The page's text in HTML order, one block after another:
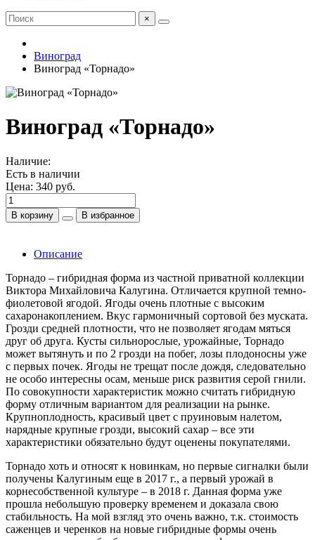
×
Виноград
Виноград «Торнадо»
Виноград «Торнадо»
Наличие:
Есть в наличии
Цена: 340 руб.
В корзину В избранное
Описание
Торнадо – гибридная форма из частной приватной коллекции
Виктора Михайловича Калугина. Отличается крупной темно-
фиолетовой ягодой. Ягоды очень плотные с высоким
сахаронакоплением. Вкус гармоничный сортовой без муската.
Грозди средней плотности, что не позволяет ягодам мяться
друг об друга. Кусты сильнорослые, урожайные, Торнадо
может вытянуть и по 2 грозди на побег, лозы плодоносны уже
с первых почек. Ягоды не трещат после дождя, следовательно
не особо интересны осам, меньше риск развития серой гнили.
По совокупности характеристик можно считать гибридную
форму отличным вариантом для реализации на рынке.
Крупноплодность, красивый цвет с пруиновым налетом,
нарядные крупные грозди, высокий сахар – все эти
характеристики обязательно будут оценены покупателями.
Торнадо хоть и относят к новинкам, но первые сигналки были
получены Калугиным еще в 2017 г., а первый урожай в
корнесобственной культуре – в 2018 г. Данная форма уже
прошла небольшую проверку временем и доказала свою
стабильность. На мой взгляд это очень важно, т.к. стоимость
саженцев и черенков на новые гибридные формы очень